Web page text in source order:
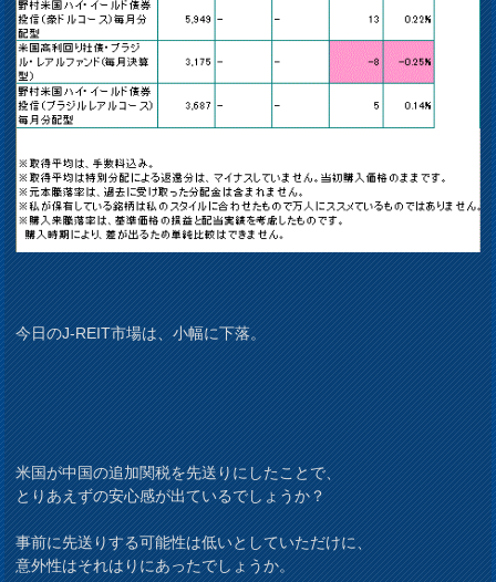
今日のJ-REIT市場は、小幅に下落。
米国が中国の追加関税を先送りにしたことで、
とりあえずの安心感が出ているでしょうか？
事前に先送りする可能性は低いとしていただけに、
意外性はそれはりにあったでしょうか。